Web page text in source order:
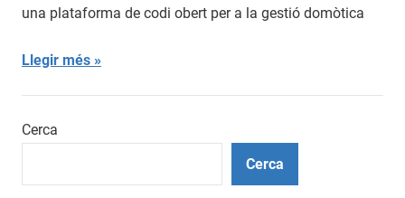
una plataforma de codi obert per a la gestió domòtica
Llegir més
Cerca
Cerca